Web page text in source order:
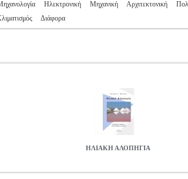
Ηλεκτρονική Μηχανική Αρχιτεκτονική
Διάφορα
ΗΛΙΑΚΗ ΑΛΟΠΗΓΙΑ